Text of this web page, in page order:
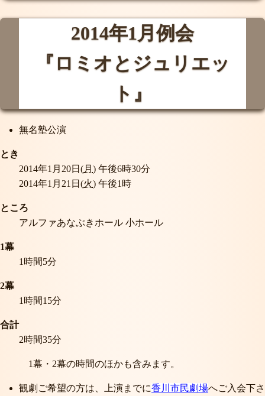
2014年1月例会
『ロミオとジュリエッ
ト』
無名塾公演
とき
2014年1月20日(月 ) 午後6時30分
2014年1月21日(火) 午後1時
ところ
アルファあなぶきホール 小ホール
1幕
1時間5分
2幕
1時間15分
合計
2時間35分
1幕・2幕の時間のほかも含みます。
観劇ご希望の方は、上演までに香川市民劇場へご入会下さ